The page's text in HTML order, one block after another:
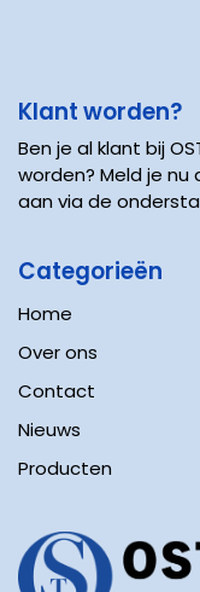
Klant worden?
Ben je al klant bij
worden? Meld je
aan via de
Categorieën
Home
Over ons
Contact
Nieuws
Producten